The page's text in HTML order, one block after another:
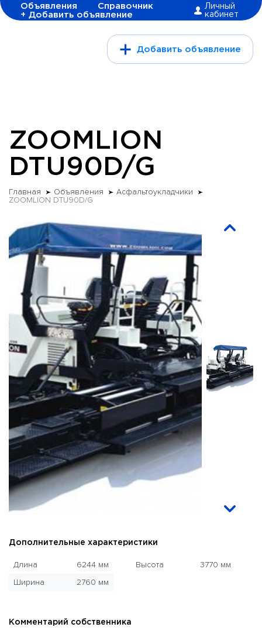
Объявления
Справочник
+ Добавить объявление
Личный
кабинет
Добавить объявление
ZOOMLION
DTU90D/G
Главная Объявления
Асфальтоукладчики
ZOOMLION DTU90D/G
Дополнительные характеристики
Длина
6244 мм
Ширина
2760 мм
Высота 3770 мм
Комментарий собственника